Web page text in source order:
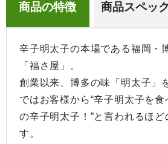
商品の特徴 商品スペック
辛子明太子の本場である福岡・
「福さ屋」。
創業以来、博多の味「明太子」
ではお客様から“辛子明太子を
の辛子明太子！”と言われるほど
す。